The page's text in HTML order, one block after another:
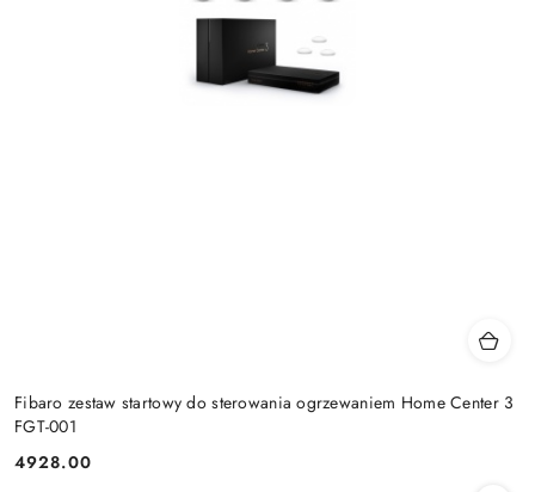
Fibaro zestaw startowy do sterowania ogrzewaniem Home Center 3
FGT-001
Cena:
4928.00